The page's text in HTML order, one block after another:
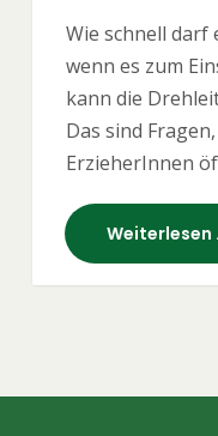
Wie schnell darf
wenn es zum
kann die
Das sind
ErzieherInnen
Weiterlesen